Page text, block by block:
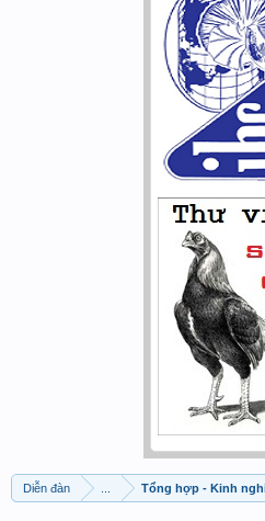
Diễn đàn ... Tổng hợp - Kinh